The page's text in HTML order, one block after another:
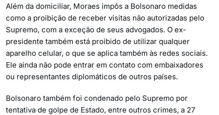
Além da domiciliar, Moraes impôs a Bolsonaro medidas
como a proibição de receber visitas não autorizadas pelo
Supremo, com a exceção de seus advogados. O ex-
presidente também está proibido de utilizar qualquer
aparelho celular, o que se aplica também às redes sociais.
Ele ainda não pode entrar em contato com embaixadores
ou representantes diplomáticos de outros países.
Bolsonaro também foi condenado pelo Supremo por
tentativa de golpe de Estado, entre outros crimes, a 27